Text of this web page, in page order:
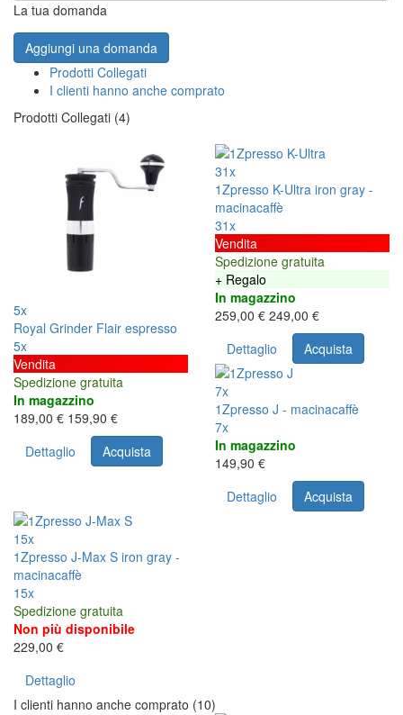
La tua domanda
Aggiungi una domanda
Prodotti Collegati
I clienti hanno anche comprato
Prodotti Collegati (4)
5x
Royal Grinder Flair espresso
5x
Vendita
Spedizione gratuita
In magazzino
189,00 € 159,90 €
Dettaglio
Acquista
31x
1Zpresso K-Ultra iron gray -
macinacaffè
31x
Vendita
Spedizione gratuita
+ Regalo
In magazzino
259,00 € 249,00 €
Dettaglio
Acquista
7x
1Zpresso J - macinacaffè
7x
In magazzino
149,90 €
Dettaglio
Acquista
15x
1Zpresso J-Max S iron gray -
macinacaffè
15x
Spedizione gratuita
Non più disponibile
229,00 €
Dettaglio
I clienti hanno anche comprato (10)